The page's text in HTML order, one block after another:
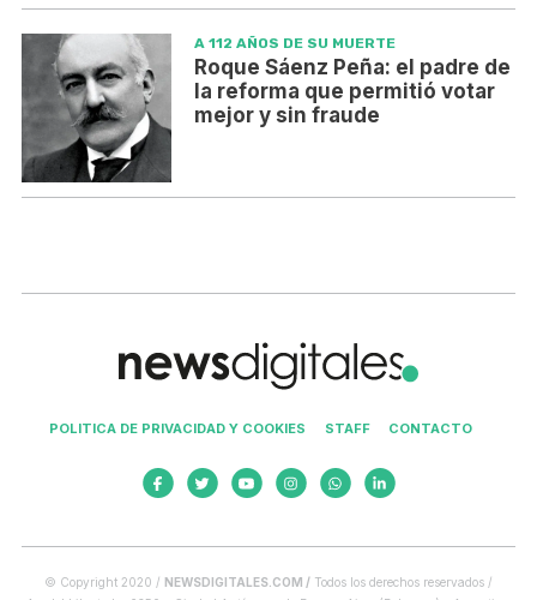
A 112 AÑOS DE SU MUERTE
Roque Sáenz Peña: el padre de
la reforma que permitió votar
mejor y sin fraude
POLITICA DE PRIVACIDAD Y COOKIES STAFF CONTACTO
© Copyright 2020 / NEWSDIGITALES.COM / Todos los derechos reservados /